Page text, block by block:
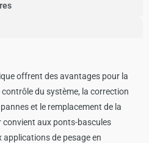
offrent des avantages pour la
du système, la correction
et le remplacement de la
convient aux ponts-bascules
de pesage en